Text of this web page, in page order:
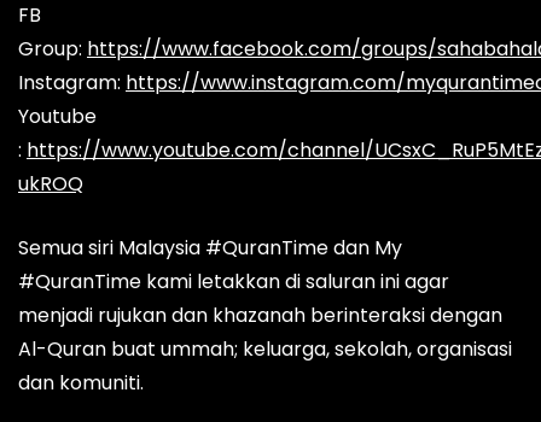
FB
Group: https://www.facebook.com/groups/
Instagram: https://www.instagram.com/
Youtube
: https://www.youtube.com/channel/
ukROQ
Semua siri Malaysia #QuranTime dan My
#QuranTime kami letakkan di saluran ini agar
menjadi rujukan dan khazanah berinteraksi dengan
Al-Quran buat ummah; keluarga, sekolah, organisasi
dan komuniti.